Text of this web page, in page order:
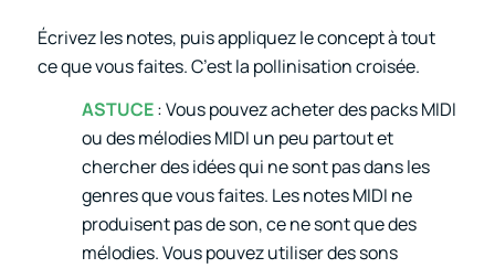
Écrivez les notes, puis appliquez le concept à tout
ce que vous faites. C’est la pollinisation croisée.
ASTUCE: Vous pouvez acheter des packs MIDI
ou des mélodies MIDI un peu partout et
chercher des idées qui ne sont pas dans les
genres que vous faites. Les notes MIDI ne
produisent pas de son, ce ne sont que des
mélodies. Vous pouvez utiliser des sons